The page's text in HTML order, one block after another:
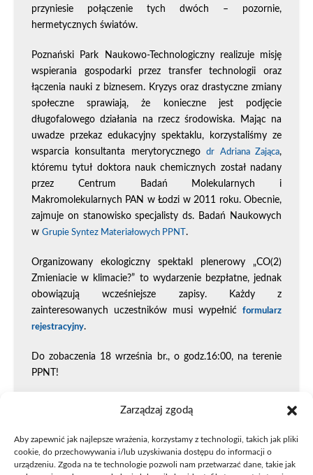
Zarządzaj zgodą
Aby zapewnić jak najlepsze wrażenia, korzystamy z technologii, takich jak pliki
cookie, do przechowywania i/lub uzyskiwania dostępu do informacji o
urządzeniu. Zgoda na te technologie pozwoli nam przetwarzać dane, takie jak
przyniesie połączenie tych dwóch – pozornie,
hermetycznych światów.
Poznański Park Naukowo-Technologiczny realizuje misję
wspierania gospodarki przez transfer technologii oraz
łączenia nauki z biznesem. Kryzys oraz drastyczne zmiany
społeczne sprawiają, że konieczne jest podjęcie
długofalowego działania na rzecz środowiska. Mając na
uwadze przekaz edukacyjny spektaklu, korzystaliśmy ze
wsparcia konsultanta merytorycznegodr Adriana Zająca,
któremu tytuł doktora nauk chemicznych został nadany
przez Centrum Badań Molekularnych i
Makromolekularnych PAN w Łodzi w 2011 roku. Obecnie,
zajmuje on stanowisko specjalisty ds. Badań Naukowych
w Grupie Syntez Materiałowych PPNT .
Organizowany ekologiczny spektakl plenerowy „CO(2)
Zmieniacie w klimacie?” to wydarzenie bezpłatne, jednak
obowiązują wcześniejsze zapisy. Każdy z
zainteresowanych uczestników musi wypełnić formularz
rejestracyjny.
Do zobaczenia 18 września br., o godz.16:00, na terenie
PPNT!
Ekologiczny spektakl plenerowy realizowany jest w
ramach projektu: Nowe Laboratorium Wyobraźni.